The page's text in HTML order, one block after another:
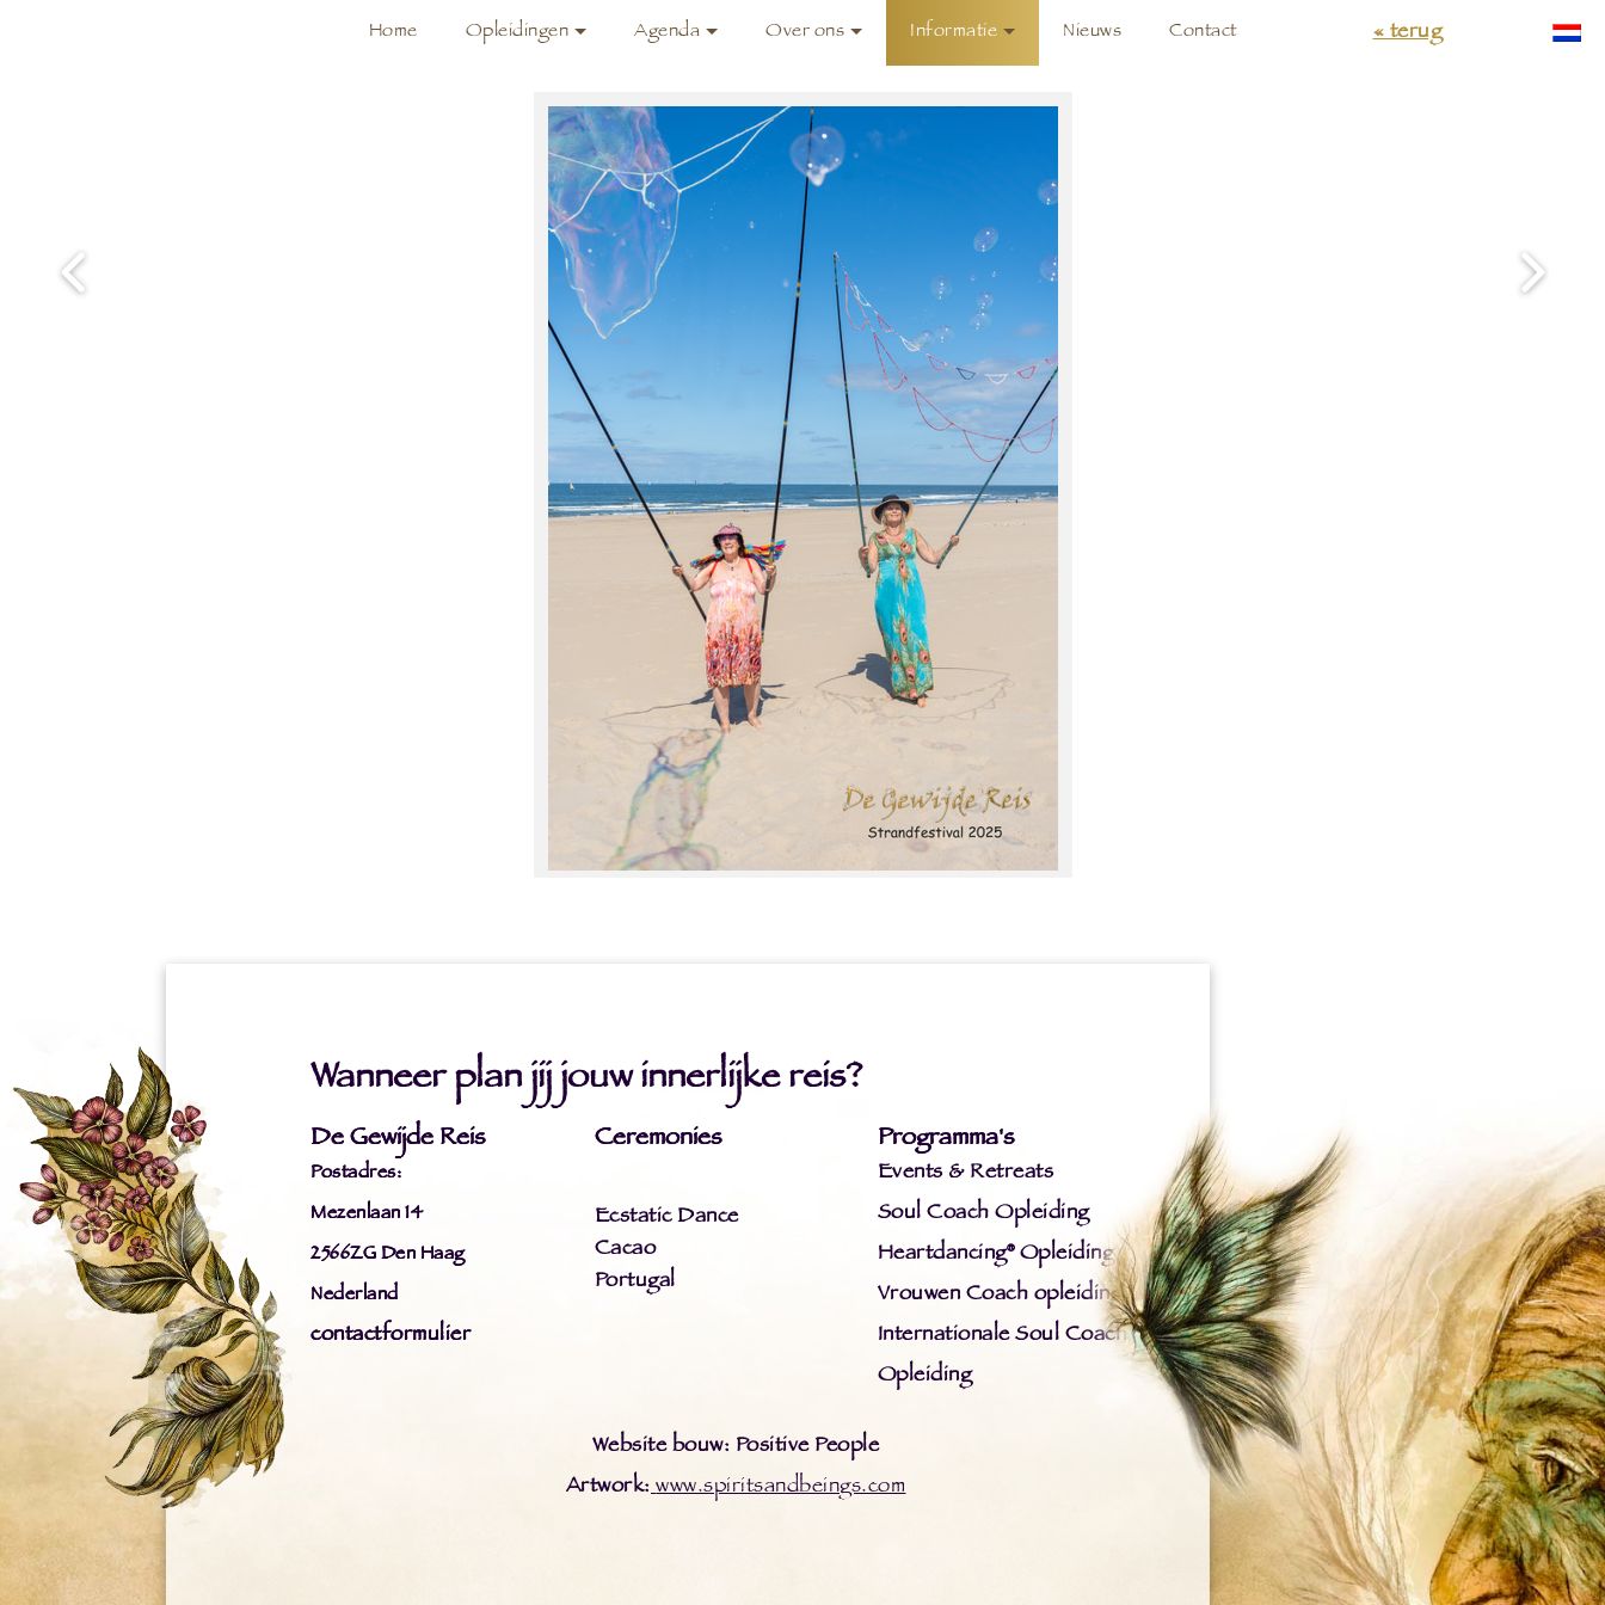
Home Opleidingen Agenda Over ons Informatie Nieuws Contact « terug
Wanneer plan jij jouw innerlijke reis?
De Gewijde Reis
Postadres:
Mezenlaan 14
2566ZG Den Haag
Nederland
contactformulier
Ceremonies
Ecstatic Dance
Cacao
Portugal
Programma's
Events & Retreats
Soul Coach Opleiding
Heartdancing® Opleiding
Vrouwen Coach opleiding
Internationale Soul Coach
Opleiding
Website bouw: Positive People
Artwork: www.spiritsandbeings.com